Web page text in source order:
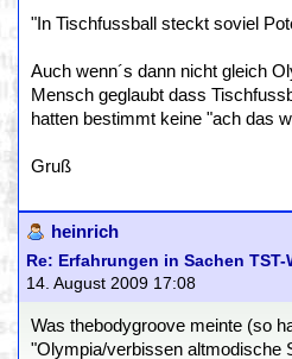
"In Tischfussball steckt soviel
Auch wenn´s dann nicht gleich
Mensch geglaubt dass
hatten bestimmt keine "ach das
Gruß
heinrich
Re: Erfahrungen in Sachen
14. August 2009 17:08
Was thebodygroove meinte (so
"Olympia/verbissen altmodische